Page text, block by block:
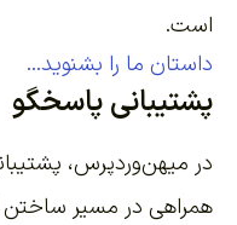
است.
داستان ما را بشنوید...
پشتیبانی پاسخگو
در میهن‌وردپرس،